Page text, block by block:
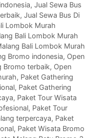
, Jual Sewa Bus
, Jual Sewa Bus Di
Lombok Murah
Bali Lombok Murah
Bali Lombok Murah
Bromo indonesia, Open
Bromo terbaik, Open
, Paket Gathering
, Paket Gathering
, Paket Tour Wisata
, Paket Tour
terpercaya, Paket
, Paket Wisata Bromo